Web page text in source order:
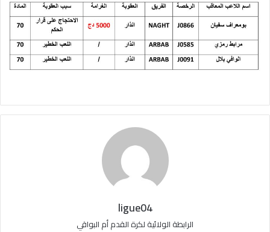
ligue04
الرابطة الولائية لكرة القدم أم البواقي